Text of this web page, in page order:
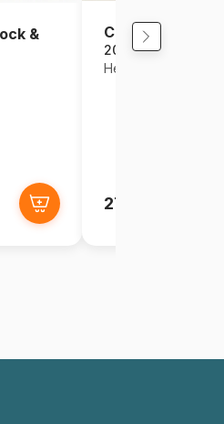
&
City of Pop
2000 pièces
Heye
27,95€